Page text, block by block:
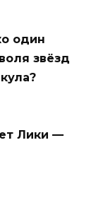
один
звёзд
Лики —